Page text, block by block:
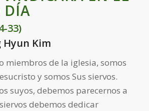
DÍA
33)
Hyun Kim
miembros de la iglesia, somos
y somos Sus siervos.
suyos, debemos parecernos a
debemos dedicar